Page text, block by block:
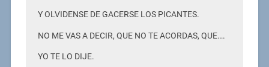
Y OLVIDENSE DE GACERSE LOS PICANTES.
NO ME VAS A DECIR, QUE NO TE ACORDAS, QUE….
YO TE LO DIJE.